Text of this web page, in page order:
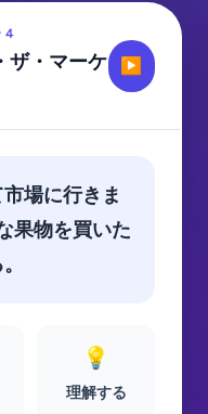
4
ザ・マーケ
▶
場に行きま
果物を買いた
💡
理解する